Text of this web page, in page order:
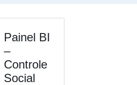
Painel BI
–
Controle
Social